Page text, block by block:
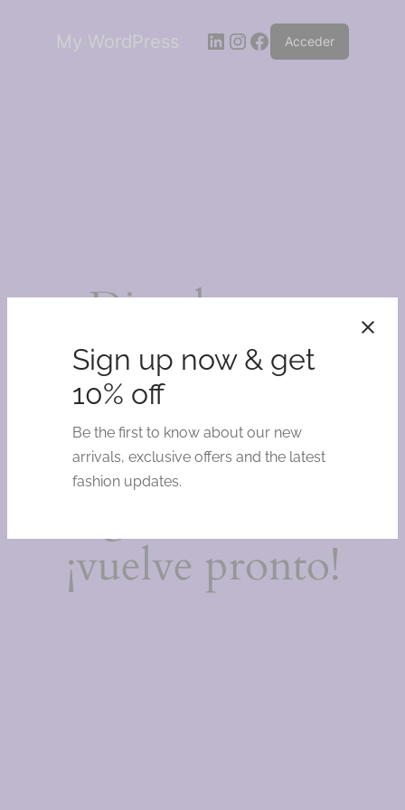
Sign up now & get
10% off
Be the first to know about our new
arrivals, exclusive offers and the latest
fashion updates.
My WordPress LinkedIn
Instagram
Facebook
Acceder
¡Disculpa este
desastre!
Estamos
trabajando en
¡vuelve pronto!